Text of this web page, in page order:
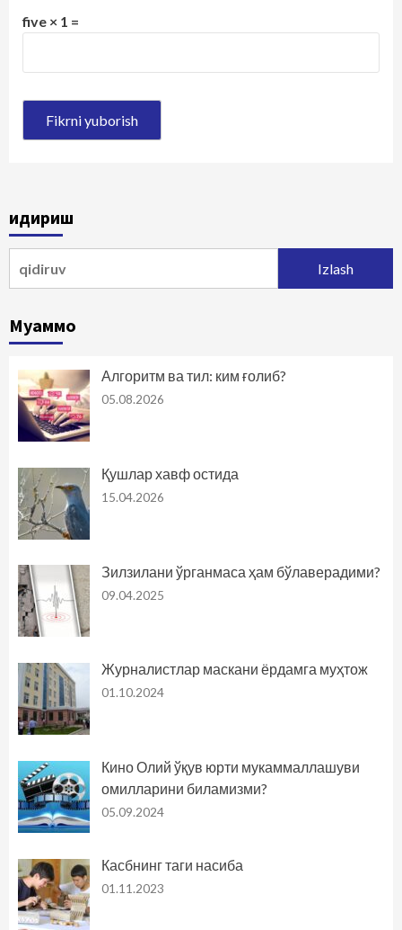
five × 1 =
Қидириш
Муаммо
Алгоритм ва тил: ким ғолиб?
05.08.2026
Қушлар хавф остида
15.04.2026
Зилзилани ўрганмаса ҳам бўлаверадими?
09.04.2025
Журналистлар маскани ёрдамга муҳтож
01.10.2024
Кино Олий ўқув юрти мукаммаллашуви
омилларини биламизми?
05.09.2024
Касбнинг таги насиба
01.11.2023